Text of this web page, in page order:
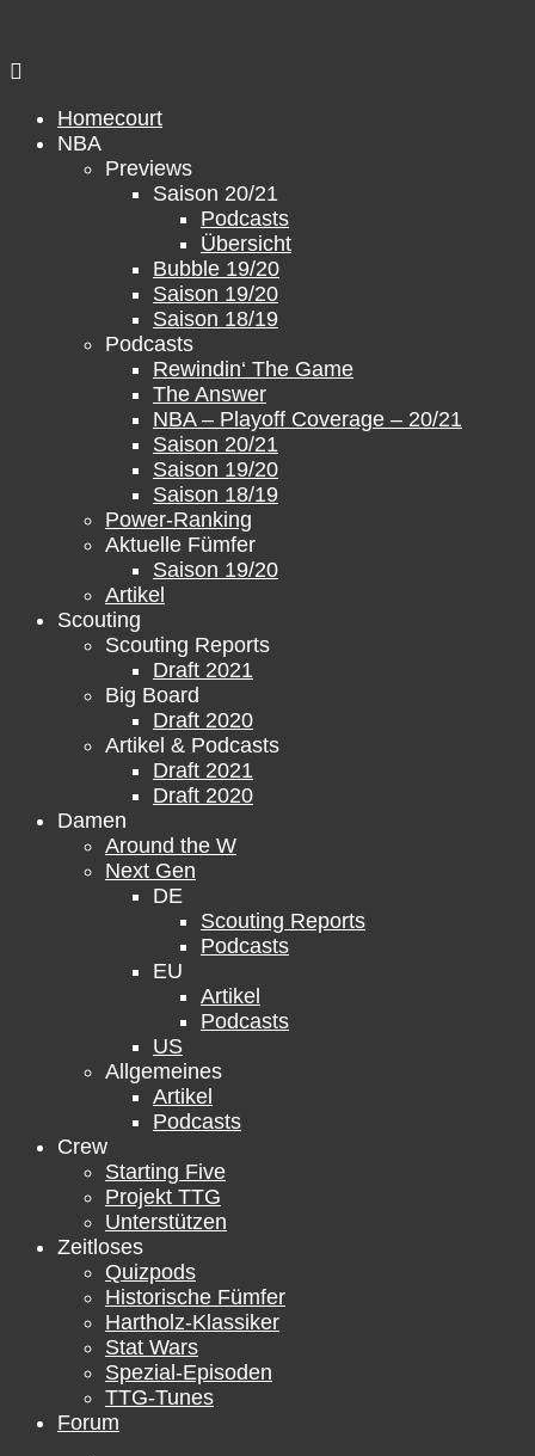
springen
Homecourt
NBA
Previews
Saison 20/21
Podcasts
Übersicht
Bubble 19/20
Saison 19/20
Saison 18/19
Podcasts
Rewindin‘ The Game
The Answer
NBA – Playoff Coverage – 20/21
Saison 20/21
Saison 19/20
Saison 18/19
Power-Ranking
Aktuelle Fümfer
Saison 19/20
Artikel
Scouting
Scouting Reports
Draft 2021
Big Board
Draft 2020
Artikel & Podcasts
Draft 2021
Draft 2020
Damen
Around the W
Next Gen
DE
Scouting Reports
Podcasts
EU
Artikel
Podcasts
US
Allgemeines
Artikel
Podcasts
Crew
Starting Five
Projekt TTG
Unterstützen
Zeitloses
Quizpods
Historische Fümfer
Hartholz-Klassiker
Stat Wars
Spezial-Episoden
TTG-Tunes
Forum